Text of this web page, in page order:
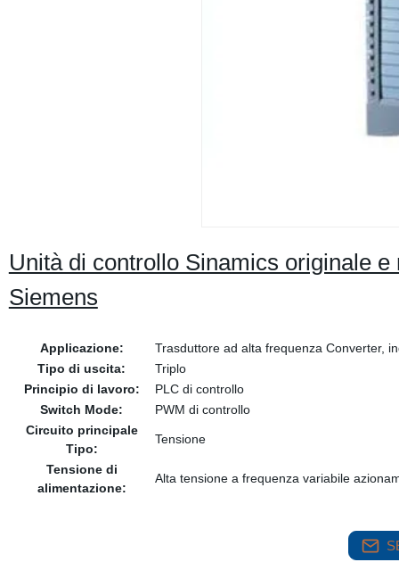
Unità di controllo Sinamics originale
Siemens
Applicazione:
Trasduttore ad alta frequenza Converter,
Tipo di uscita:
Triplo
Principio di lavoro:
PLC di controllo
Switch Mode:
PWM di controllo
Circuito principale
Tipo:
Tensione
Tensione di
alimentazione:
Alta tensione a frequenza variabile